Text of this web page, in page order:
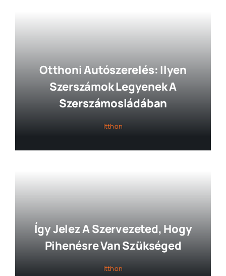
Otthoni Autószerelés: Ilyen
Szerszámok Legyenek A
Szerszámosládában
Itthon
Így Jelez A Szervezeted, Hogy
Pihenésre Van Szükséged
Itthon